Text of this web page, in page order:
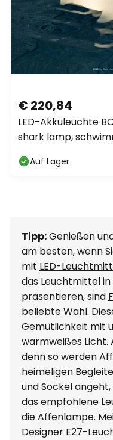
€ 220,84
LED-Akkuleuchte
shark lamp,
Auf Lager
Tipp:Genießen
am besten, wenn
mit LED-
das Leuchtmittel
präsentieren, sind
beliebte Wahl.
Gemütlichkeit mit
warmweißes
denn so werden
heimeligen
und Sockel angeht,
das empfohlene
die Affenlampe.
Designer E27-